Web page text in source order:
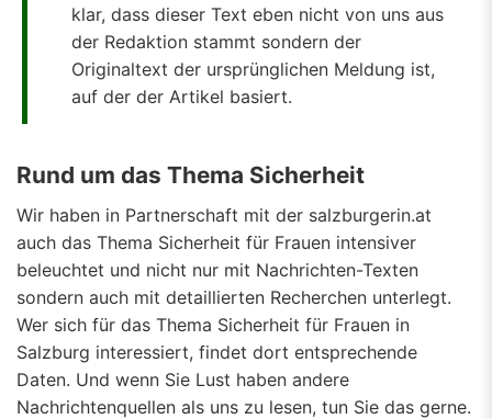
klar, dass dieser Text eben nicht von uns aus
der Redaktion stammt sondern der
Originaltext der ursprünglichen Meldung ist,
auf der der Artikel basiert.
Rund um das Thema Sicherheit
Wir haben in Partnerschaft mit der salzburgerin.at
auch das Thema Sicherheit für Frauen intensiver
beleuchtet und nicht nur mit Nachrichten-Texten
sondern auch mit detaillierten Recherchen unterlegt.
Wer sich für das Thema Sicherheit für Frauen in
Salzburg interessiert, findet dort entsprechende
Daten. Und wenn Sie Lust haben andere
Nachrichtenquellen als uns zu lesen, tun Sie das gerne.